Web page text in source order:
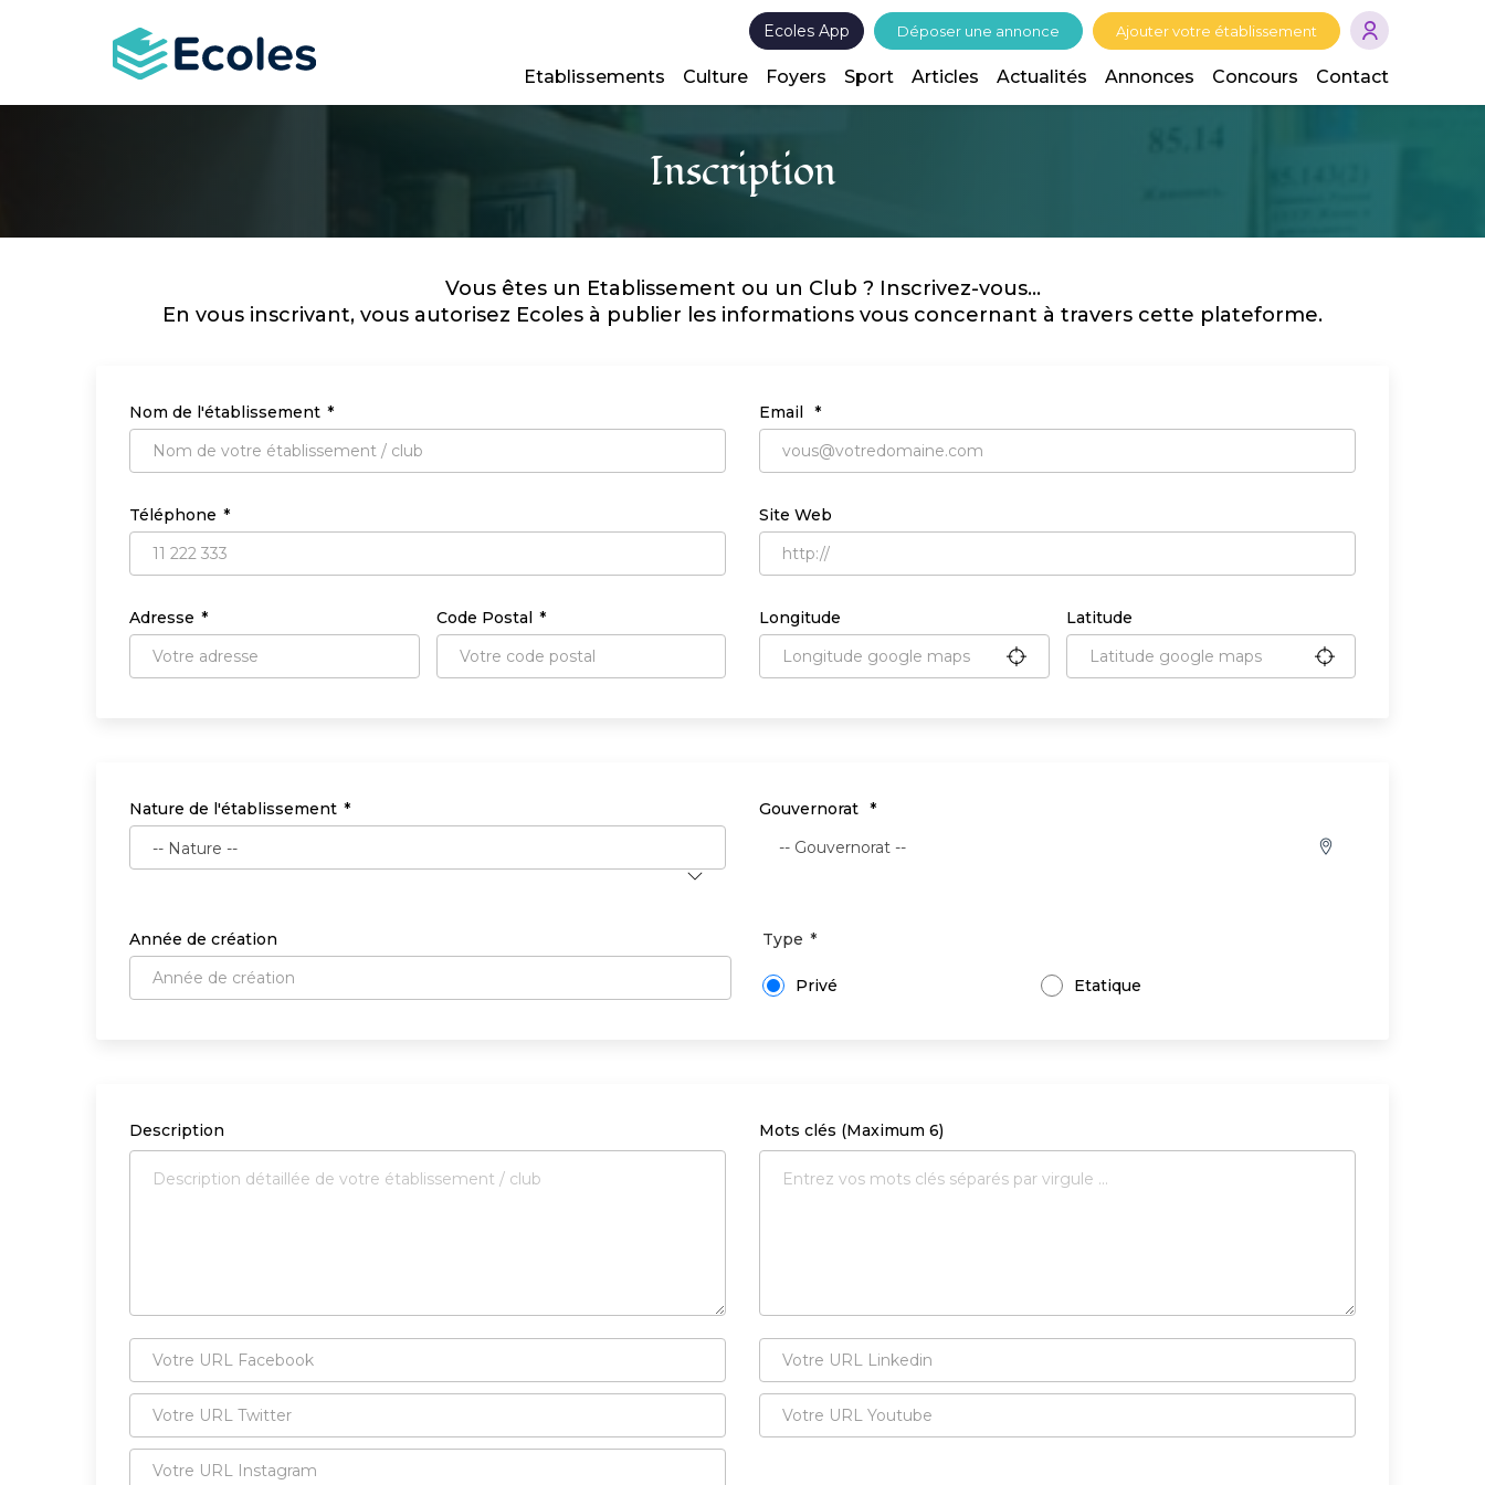
Ecoles App Déposer une annonce Ajouter votre établissement
Etablissements Culture Foyers Sport Articles Actualités Annonces Concours Contact
Inscription
Vous êtes un Etablissement ou un Club ? Inscrivez-vous...
En vous inscrivant, vous autorisez Ecoles à publier les informations vous concernant à travers cette plateforme.
Nom de l'établissement Email
Téléphone Site Web
Adresse Code Postal Longitude Latitude
Nature de l'établissement
Gouvernorat
-- Gouvernorat --
Année de création Type
Privé Etatique
Description
Votre
URL
Facebook
Votre
URL
Twitter
Votre
Mots clés (Maximum 6)
Votre
URL
Linkedin
Votre
URL